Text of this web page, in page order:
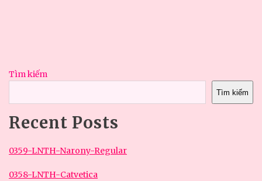
Tìm kiếm
Tìm kiếm
Recent Posts
0359-LNTH-Narony-Regular
0358-LNTH-Catvetica